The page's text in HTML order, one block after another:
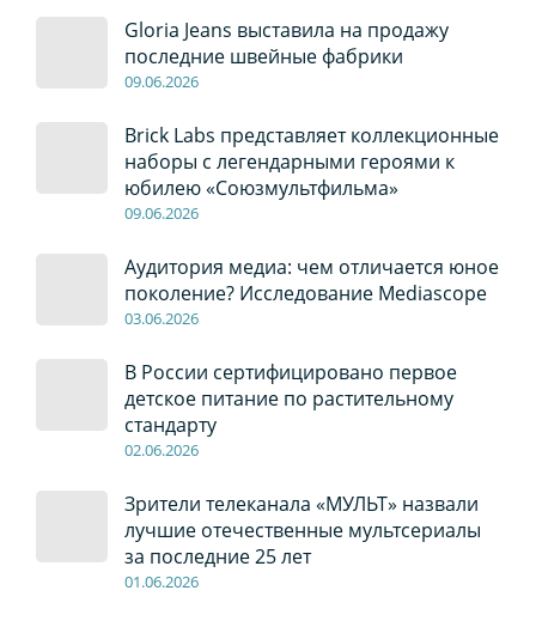
Gloria Jeans выставила на продажу
последние швейные фабрики
09.06.2026
Brick Labs представляет коллекционные
наборы с легендарными героями к
юбилею «Союзмультфильма»
09.06.2026
Аудитория медиа: чем отличается юное
поколение? Исследование Mediascope
03.06.2026
В России сертифицировано первое
детское питание по растительному
стандарту
02.06.2026
Зрители телеканала «МУЛЬТ» назвали
лучшие отечественные мультсериалы
за последние 25 лет
01.06.2026